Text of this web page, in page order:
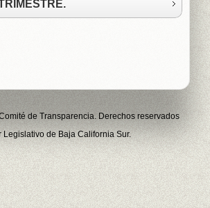
de Transparencia. Derechos reservados
Legislativo de Baja California Sur.